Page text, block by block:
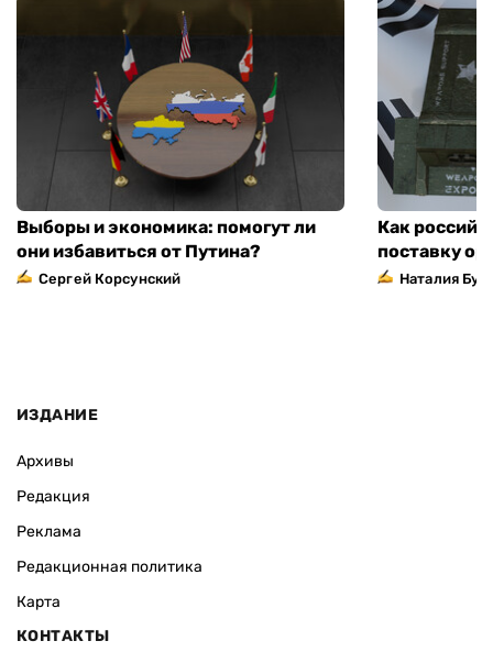
Выборы и экономика: помогут ли
они избавиться от Путина?
Сергей Корсунский
Как
поставку
Наталия
ИЗДАНИЕ
Архивы
Редакция
Реклама
Редакционная политика
Карта
КОНТАКТЫ